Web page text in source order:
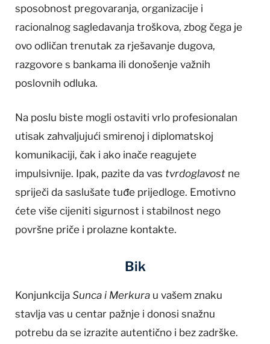
sposobnost pregovaranja, organizacije i
racionalnog sagledavanja troškova, zbog čega je
ovo odličan trenutak za rješavanje dugova,
razgovore s bankama ili donošenje važnih
poslovnih odluka.
Na poslu biste mogli ostaviti vrlo profesionalan
utisak zahvaljujući smirenoj i diplomatskoj
komunikaciji, čak i ako inače reagujete
impulsivnije. Ipak, pazite da vas tvrdoglavost ne
spriječi da saslušate tuđe prijedloge. Emotivno
ćete više cijeniti sigurnost i stabilnost nego
površne priče i prolazne kontakte.
Bik
Konjunkcija Sunca i Merkura u vašem znaku
stavlja vas u centar pažnje i donosi snažnu
potrebu da se izrazite autentično i bez zadrške.